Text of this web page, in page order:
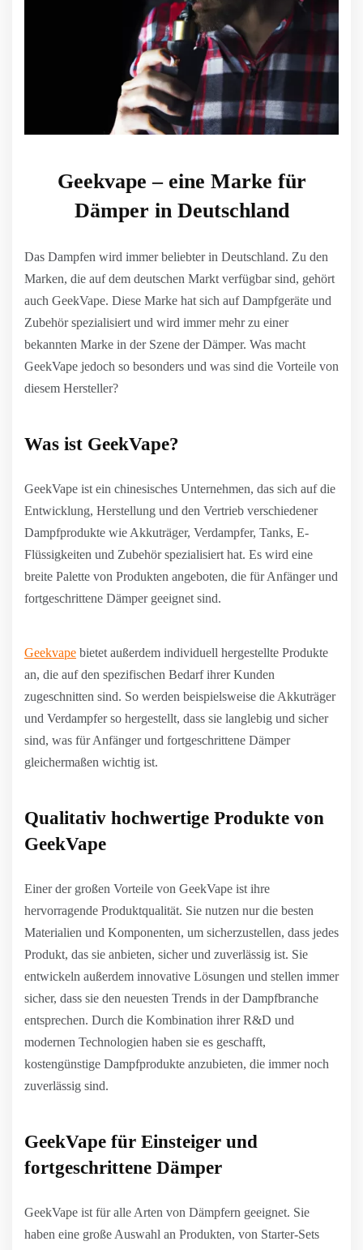
Geekvape – eine Marke für
Dämper in Deutschland
Das Dampfen wird immer beliebter in Deutschland. Zu den
Marken, die auf dem deutschen Markt verfügbar sind, gehört
auch GeekVape. Diese Marke hat sich auf Dampfgeräte und
Zubehör spezialisiert und wird immer mehr zu einer
bekannten Marke in der Szene der Dämper. Was macht
GeekVape jedoch so besonders und was sind die Vorteile von
diesem Hersteller?
Was ist GeekVape?
GeekVape ist ein chinesisches Unternehmen, das sich auf die
Entwicklung, Herstellung und den Vertrieb verschiedener
Dampfprodukte wie Akkuträger, Verdampfer, Tanks, E-
Flüssigkeiten und Zubehör spezialisiert hat. Es wird eine
breite Palette von Produkten angeboten, die für Anfänger und
fortgeschrittene Dämper geeignet sind.
Geekvape bietet außerdem individuell hergestellte Produkte
an, die auf den spezifischen Bedarf ihrer Kunden
zugeschnitten sind. So werden beispielsweise die Akkuträger
und Verdampfer so hergestellt, dass sie langlebig und sicher
sind, was für Anfänger und fortgeschrittene Dämper
gleichermaßen wichtig ist.
Qualitativ hochwertige Produkte von
GeekVape
Einer der großen Vorteile von GeekVape ist ihre
hervorragende Produktqualität. Sie nutzen nur die besten
Materialien und Komponenten, um sicherzustellen, dass jedes
Produkt, das sie anbieten, sicher und zuverlässig ist. Sie
entwickeln außerdem innovative Lösungen und stellen immer
sicher, dass sie den neuesten Trends in der Dampfbranche
entsprechen. Durch die Kombination ihrer R&D und
modernen Technologien haben sie es geschafft,
kostengünstige Dampfprodukte anzubieten, die immer noch
zuverlässig sind.
GeekVape für Einsteiger und
fortgeschrittene Dämper
GeekVape ist für alle Arten von Dämpfern geeignet. Sie
haben eine große Auswahl an Produkten, von Starter-Sets